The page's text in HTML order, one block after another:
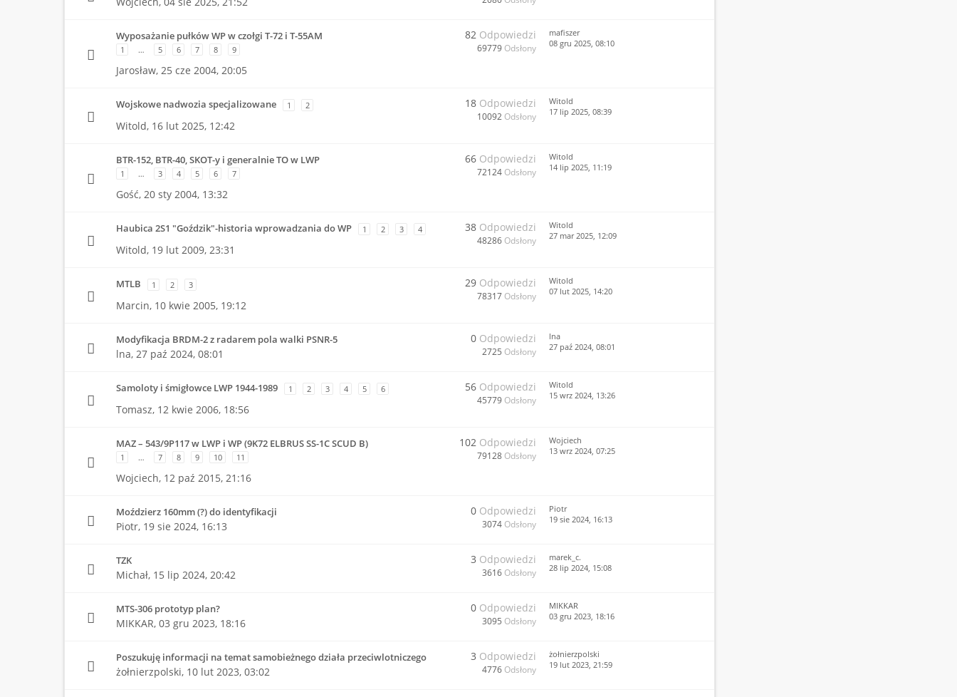
Wyposażanie pułków WP w czołgi T-72 i T-55AM
1 … 5 6 7 8 9
Jarosław, 25 cze 2004, 20:05
82 Odpowiedzi
69779 Odsłony
mafiszer
08 gru 2025, 08:10
Wojskowe nadwozia specjalizowane 1 2
Witold, 16 lut 2025, 12:42
18 Odpowiedzi
10092 Odsłony
Witold
17 lip 2025, 08:39
BTR-152, BTR-40, SKOT-y i generalnie TO w LWP
1 … 3 4 5 6 7
Gość, 20 sty 2004, 13:32
66 Odpowiedzi
72124 Odsłony
Witold
14 lip 2025, 11:19
Haubica 2S1 "Goździk"-historia wprowadzania do WP 1 2 3 4
Witold, 19 lut 2009, 23:31
38 Odpowiedzi
48286 Odsłony
Witold
27 mar 2025, 12:09
MTLB 1 2 3
Marcin, 10 kwie 2005, 19:12
29 Odpowiedzi
78317 Odsłony
Witold
07 lut 2025, 14:20
Modyfikacja BRDM-2 z radarem pola walki PSNR-5
lna, 27 paź 2024, 08:01
0 Odpowiedzi
2725 Odsłony
lna
27 paź 2024, 08:01
Samoloty i śmigłowce LWP 1944-1989 1 2 3 4 5 6
Tomasz, 12 kwie 2006, 18:56
56 Odpowiedzi
45779 Odsłony
Witold
15 wrz 2024, 13:26
MAZ – 543/9P117 w LWP i WP (9K72 ELBRUS SS-1C SCUD B)
1 … 7 8 9 10 11
Wojciech, 12 paź 2015, 21:16
102 Odpowiedzi
79128 Odsłony
Wojciech
13 wrz 2024, 07:25
Moździerz 160mm (?) do identyfikacji
Piotr, 19 sie 2024, 16:13
0 Odpowiedzi
3074 Odsłony
Piotr
19 sie 2024, 16:13
TZK
Michał, 15 lip 2024, 20:42
3 Odpowiedzi
3616 Odsłony
marek_c.
28 lip 2024, 15:08
MTS-306 prototyp plan?
MIKKAR, 03 gru 2023, 18:16
0 Odpowiedzi
3095 Odsłony
MIKKAR
03 gru 2023, 18:16
Poszukuję informacji na temat samobieżnego działa przeciwlotniczego
żołnierzpolski, 10 lut 2023, 03:02
3 Odpowiedzi
4776 Odsłony
żołnierzpolski
19 lut 2023, 21:59